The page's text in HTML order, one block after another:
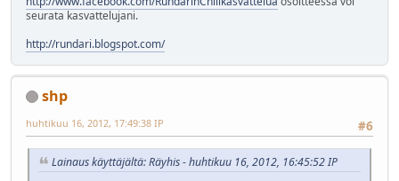
seurata kasvattelujani.
http://rundari.blogspot.com/
shp
#6
huhtikuu 16, 2012, 17:49:38 IP
Lainaus käyttäjältä: Räyhis - huhtikuu 16, 2012, 16:45:52 IP